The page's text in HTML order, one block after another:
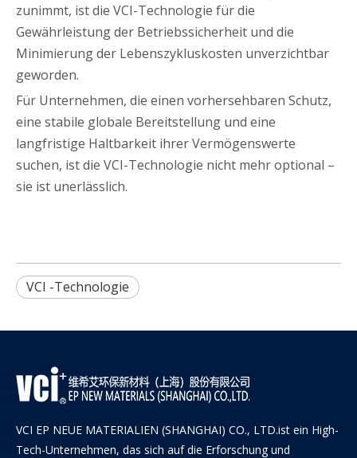
zunimmt, ist die VCI-Technologie für die
Gewährleistung der Betriebssicherheit und die
Minimierung der Lebenszykluskosten unverzichtbar
geworden.
Für Unternehmen, die einen vorhersehbaren Schutz,
eine stabile globale Bereitstellung und eine
langfristige Haltbarkeit ihrer Vermögenswerte
suchen, ist die VCI-Technologie nicht mehr optional –
sie ist unerlässlich.
VCI -Technologie
VCI EP NEUE MATERIALIEN (SHANGHAI) CO., LTD.ist ein High-
Tech-Unternehmen, das sich auf die Erforschung und